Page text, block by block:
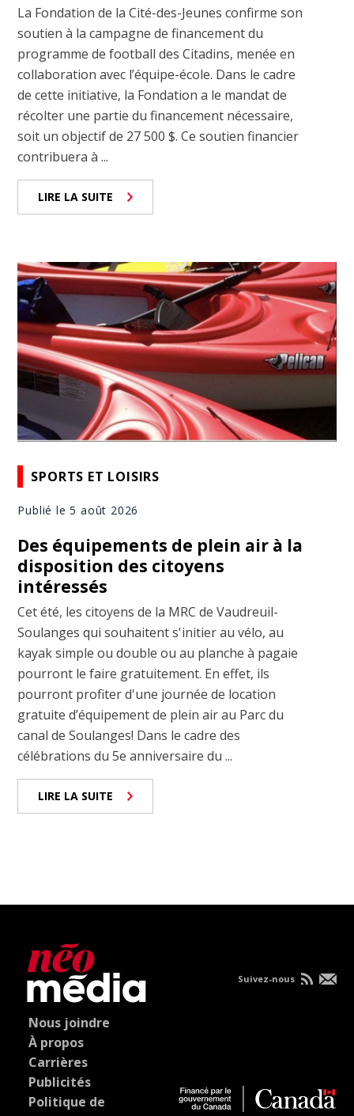
La Fondation de la Cité-des-Jeunes confirme son
soutien à la campagne de financement du
programme de football des Citadins, menée en
collaboration avec l’équipe-école. Dans le cadre
de cette initiative, la Fondation a le mandat de
récolter une partie du financement nécessaire,
soit un objectif de 27 500 $. Ce soutien financier
contribuera à ...
LIRE LA SUITE
SPORTS ET LOISIRS
Publié le 5 août 2026
Des équipements de plein air à la
disposition des citoyens
intéressés
Cet été, les citoyens de la MRC de Vaudreuil-
Soulanges qui souhaitent s'initier au vélo, au
kayak simple ou double ou au planche à pagaie
pourront le faire gratuitement. En effet, ils
pourront profiter d'une journée de location
gratuite d’équipement de plein air au Parc du
canal de Soulanges! Dans le cadre des
célébrations du 5e anniversaire du ...
LIRE LA SUITE
Nous joindre
À propos
Carrières
Publicités
Politique de
Suivez-nous